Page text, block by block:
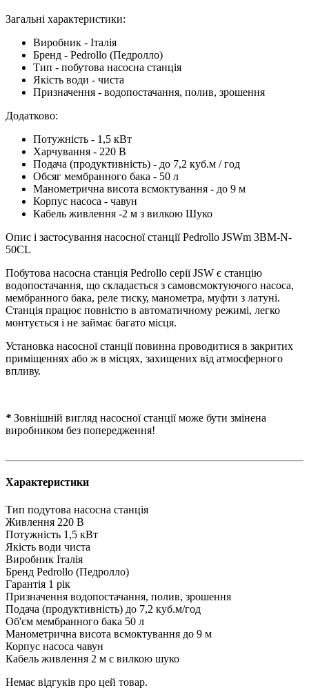
Загальні характеристики:
Виробник - Італія
Бренд - Pedrollo (Педролло)
Тип - побутова насосна станція
Якість води - чиста
Призначення - водопостачання, полив, зрошення
Додатково:
Потужність - 1,5 кВт
Харчування - 220 В
Подача (продуктивність) - до 7,2 куб.м / год
Обсяг мембранного бака - 50 л
Манометрична висота всмоктування - до 9 м
Корпус насоса - чавун
Кабель живлення -2 м з вилкою Шуко
Опис і застосування насосної станції Pedrollo JSWm 3BM-N-
50CL
Побутова насосна станція Pedrollo серії JSW є станцію
водопостачання, що складається з самовсмоктуючого насоса,
мембранного бака, реле тиску, манометра, муфти з латуні.
Станція працює повністю в автоматичному режимі, легко
монтується і не займає багато місця.
Установка насосної станції повинна проводитися в закритих
приміщеннях або ж в місцях, захищених від атмосферного
впливу.
* Зовнішній вигляд насосної станції може бути змінена
виробником без попередження!
Характеристики
Тип подутова насосна станція
Живлення 220 В
Потужність 1,5 кВт
Якість води чиста
Виробник Італія
Бренд Pedrollo (Педролло)
Гарантія 1 рік
Призначення водопостачання, полив, зрошення
Подача (продуктивність) до 7,2 куб.м/год
Об'єм мембранного бака 50 л
Манометрична висота всмоктування до 9 м
Корпус насоса чавун
Кабель живлення 2 м с вилкою шуко
Немає відгуків про цей товар.